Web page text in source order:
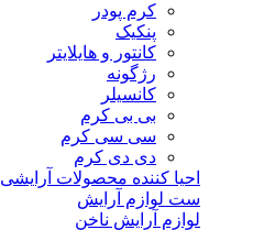
کرم پودر
پنکیک
کانتور و هایلایتر
رژگونه
کانسیلر
بی بی کرم
سی سی کرم
دی دی کرم
احیا کننده محصولات آرایشی
ست لوازم آرایش
لوازم آرایش ناخن